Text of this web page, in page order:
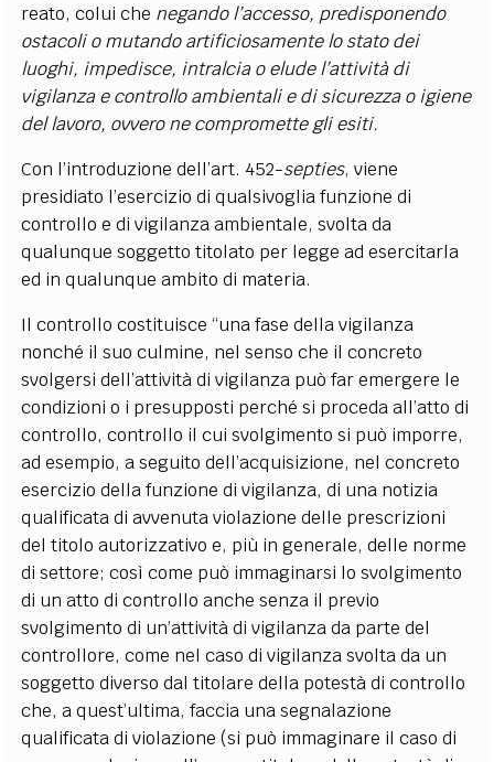
reato, colui che negando l’accesso, predisponendo
ostacoli o mutando artificiosamente lo stato dei
luoghi, impedisce, intralcia o elude l’attività di
vigilanza e controllo ambientali e di sicurezza o igiene
del lavoro, ovvero ne compromette gli esiti.
Con l’introduzione dell’art. 452-septies, viene
presidiato l’esercizio di qualsivoglia funzione di
controllo e di vigilanza ambientale, svolta da
qualunque soggetto titolato per legge ad esercitarla
ed in qualunque ambito di materia.
Il controllo costituisce “una fase della vigilanza
nonché il suo culmine, nel senso che il concreto
svolgersi dell’attività di vigilanza può far emergere le
condizioni o i presupposti perché si proceda all’atto di
controllo, controllo il cui svolgimento si può imporre,
ad esempio, a seguito dell’acquisizione, nel concreto
esercizio della funzione di vigilanza, di una notizia
qualificata di avvenuta violazione delle prescrizioni
del titolo autorizzativo e, più in generale, delle norme
di settore; così come può immaginarsi lo svolgimento
di un atto di controllo anche senza il previo
svolgimento di un’attività di vigilanza da parte del
controllore, come nel caso di vigilanza svolta da un
soggetto diverso dal titolare della potestà di controllo
che, a quest’ultima, faccia una segnalazione
qualificata di violazione (si può immaginare il caso di